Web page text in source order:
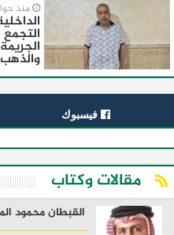
منذ حوالي 5
والذهب
فيسبوك
مقالات وكتاب
القبطان محمود